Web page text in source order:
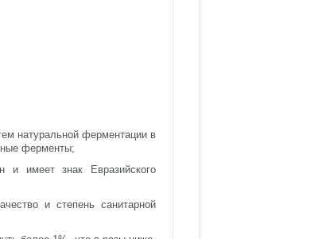
натуральной ферментации в
ферменты;
и имеет знак Евразийского
и степень санитарной